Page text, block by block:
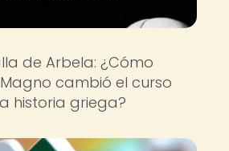
de Arbela: ¿Cómo
cambió el curso
historia griega?